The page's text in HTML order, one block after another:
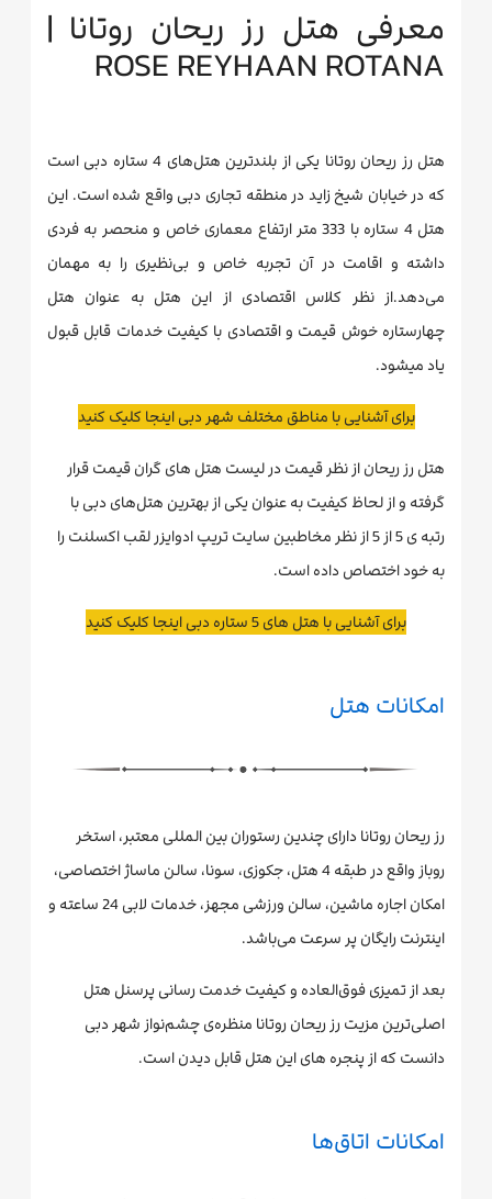
معرفی هتل رز ریحان روتانا |
ROSE REYHAAN ROTANA
هتل رز ریحان روتانا یکی از بلندترین هتل‌‌های 4 ستاره دبی است
که در خیابان شیخ زاید در منطقه تجاری دبی واقع شده است. این
هتل 4 ستاره با 333 متر ارتفاع معماری خاص و منحصر به فردی
داشته و اقامت در آن تجربه خاص و بی‌نظیری را به مهمان
می‌دهد.از نظر کلاس اقتصادی از این هتل به عنوان هتل
چهارستاره خوش قیمت و اقتصادی با کیفیت خدمات قابل قبول
یاد میشود.
برای آشنایی با مناطق مختلف شهر دبی اینجا کلیک کنید
هتل رز ریحان از نظر قیمت در لیست هتل های گران قیمت قرار
گرفته و از لحاظ کیفیت به عنوان یکی از بهترین هتل‌های دبی با
رتبه ی 5 از 5 از نظر مخاطبین سایت تریپ ادوایزر لقب اکسلنت را
به خود اختصاص داده است.
برای آشنایی با هتل های 5 ستاره دبی اینجا کلیک کنید
امکانات هتل
رز ریحان روتانا دارای چندین رستوران بین‌ المللی معتبر، استخر
روباز واقع در طبقه 4 هتل، جکوزی، سونا، سالن ماساژ اختصاصی،
امکان اجاره ماشین، سالن ورزشی مجهز، خدمات لابی 24 ساعته و
اینترنت رایگان پر سرعت می‌باشد.
بعد از تمیزی فوق‌العاده و کیفیت خدمت رسانی پرسنل هتل
اصلی‌ترین مزیت رز ریحان روتانا منظره‌ی چشم‌نواز شهر دبی
دانست که از پنجره های این هتل قابل دیدن است.
امکانات اتاق‌ها